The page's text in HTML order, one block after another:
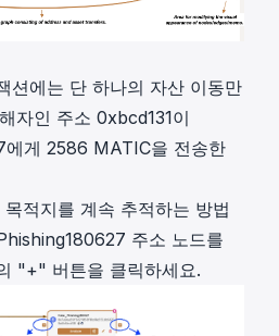
션에는 단 하나의 자산 이동만
자인 주소 0xbcd131이
게 2586 MATIC을 전송한
적지를 계속 추적하는 방법
주소 노드를
"+" 버튼을 클릭하세요.